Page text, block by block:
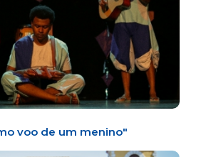
voo de um menino"